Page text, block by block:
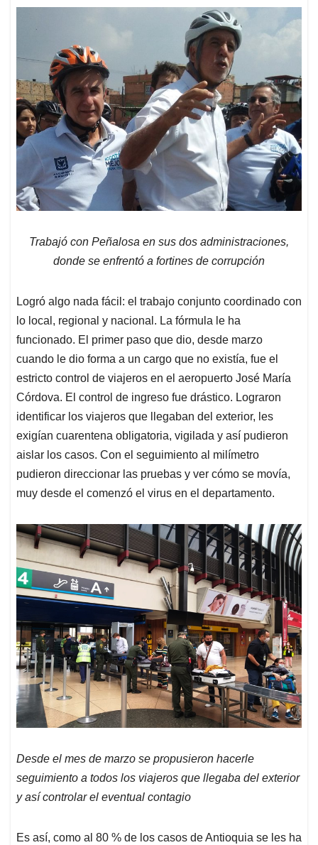
Trabajó con Peñalosa en sus dos administraciones,
donde se enfrentó a fortines de corrupción
Logró algo nada fácil: el trabajo conjunto coordinado con
lo local, regional y nacional. La fórmula le ha
funcionado. El primer paso que dio, desde marzo
cuando le dio forma a un cargo que no existía, fue el
estricto control de viajeros en el aeropuerto José María
Córdova. El control de ingreso fue drástico. Lograron
identificar los viajeros que llegaban del exterior, les
exigían cuarentena obligatoria, vigilada y así pudieron
aislar los casos. Con el seguimiento al milímetro
pudieron direccionar las pruebas y ver cómo se movía,
muy desde el comenzó el virus en el departamento.
Desde el mes de marzo se propusieron hacerle
seguimiento a todos los viajeros que llegaba del exterior
y así controlar el eventual contagio
Es así, como al 80 % de los casos de Antioquia se les ha